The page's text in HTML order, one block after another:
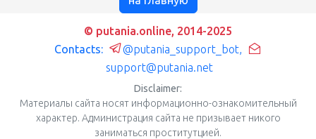
© putania.online, 2014-2025
Contacts:
@putania_support_bot,
support@putania.net
Disclaimer:
Материалы сайта носят информационно-ознакомительный
характер. Администрация сайта не призывает никого
заниматься проститутцией.